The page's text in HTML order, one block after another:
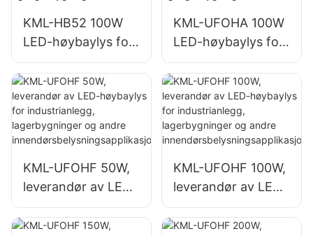
KML-HB52 100W
LED-høybaylys for
innendørsområder
som industrielle
fabrikkbygninger
og lagerbygninger.
KML-UFOHA 100W
LED-høybaylys for
innendørsområder
som industrielle
fabrikkbygninger
og lagerbygninger.
KML-UFOHF 50W,
leverandør av LED-
høybaylys for
industrianlegg,
KML-UFOHF 100W,
leverandør av LED-
høybaylys for
industrianlegg,